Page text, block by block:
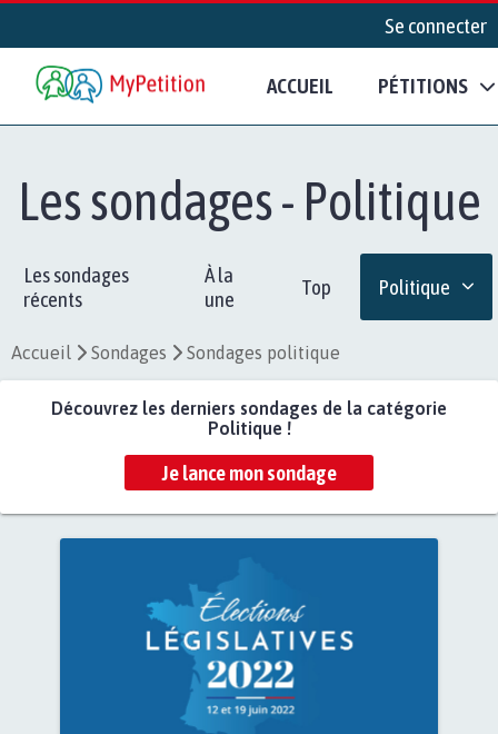
Se connecter
ACCUEIL PÉTITIONS
Les sondages - Politique
Les sondages
récents
À la
une
Top Politique
Accueil Sondages Sondages politique
Découvrez les derniers sondages de la catégorie
Politique !
Je lance mon sondage